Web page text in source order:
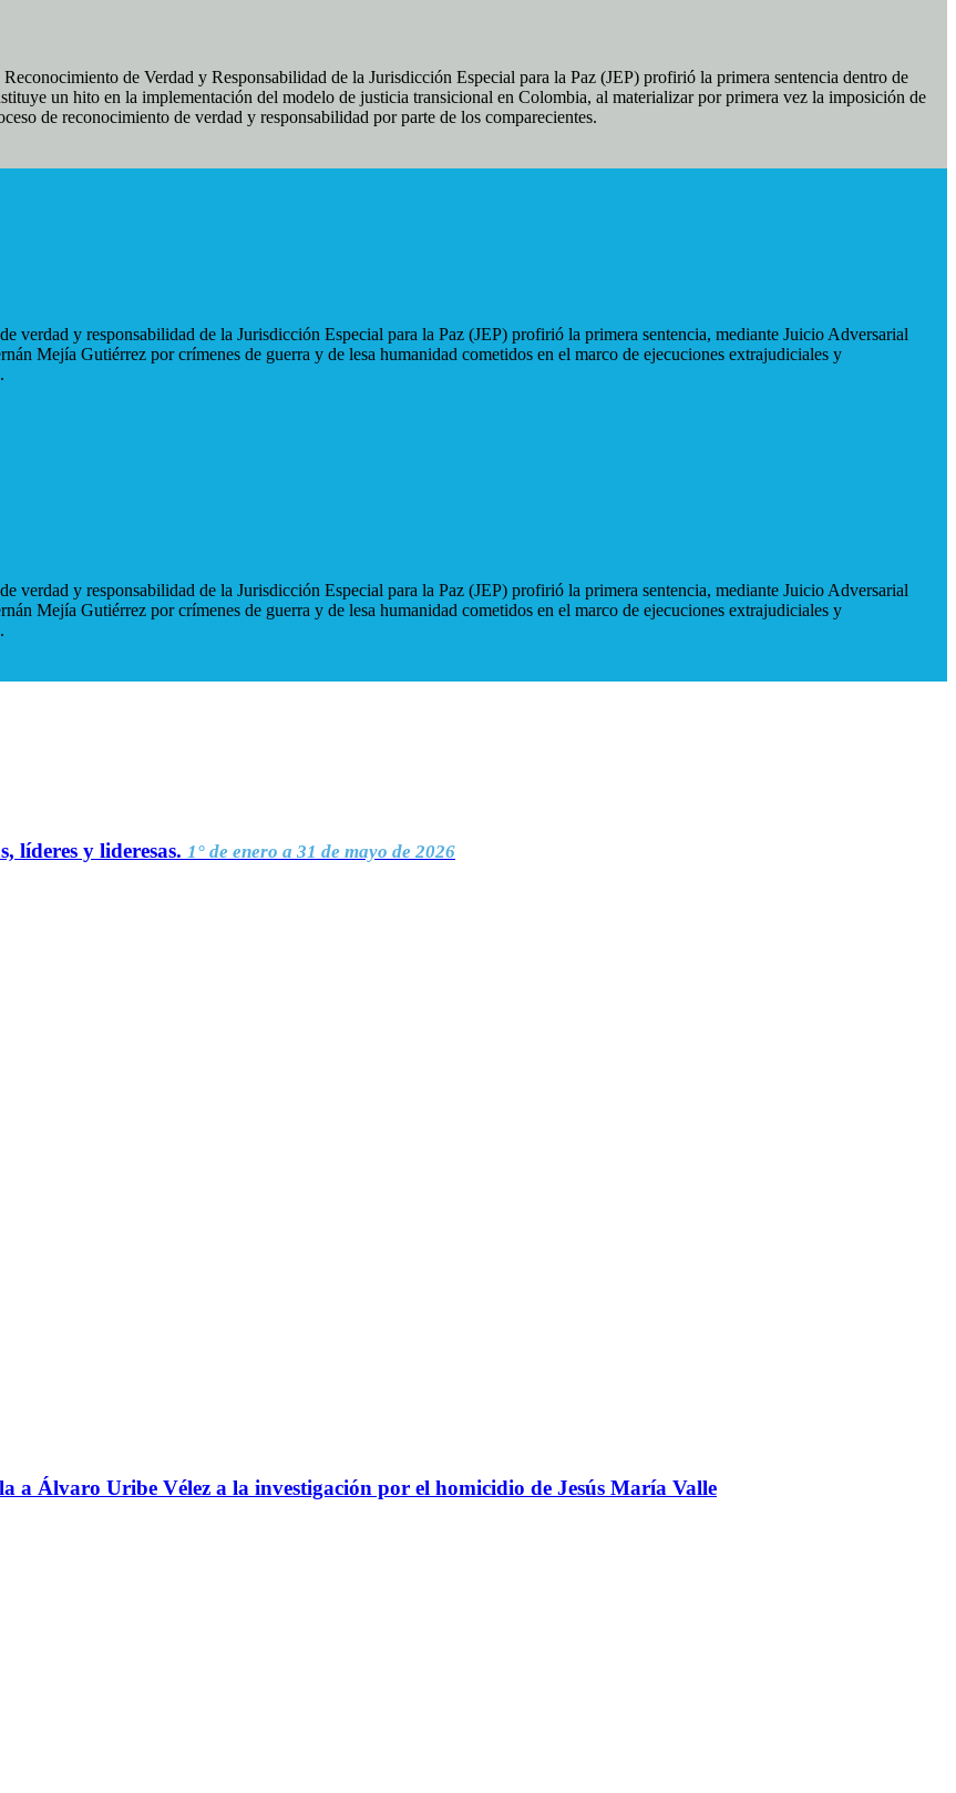
de Verdad y Responsabilidad de la Jurisdicción Especial para la Paz (JEP) profirió la primera sentencia dentro de
un hito en la implementación del modelo de justicia transicional en Colombia, al materializar por primera vez la imposición de
de reconocimiento de verdad y responsabilidad por parte de los comparecientes.
verdad y responsabilidad de la Jurisdicción Especial para la Paz (JEP) profirió la primera sentencia, mediante Juicio Adversarial
Mejía Gutiérrez por crímenes de guerra y de lesa humanidad cometidos en el marco de ejecuciones extrajudiciales y
verdad y responsabilidad de la Jurisdicción Especial para la Paz (JEP) profirió la primera sentencia, mediante Juicio Adversarial
Mejía Gutiérrez por crímenes de guerra y de lesa humanidad cometidos en el marco de ejecuciones extrajudiciales y
líderes y lideresas. 1° de enero a 31 de mayo de 2026
a Álvaro Uribe Vélez a la investigación por el homicidio de Jesús María Valle